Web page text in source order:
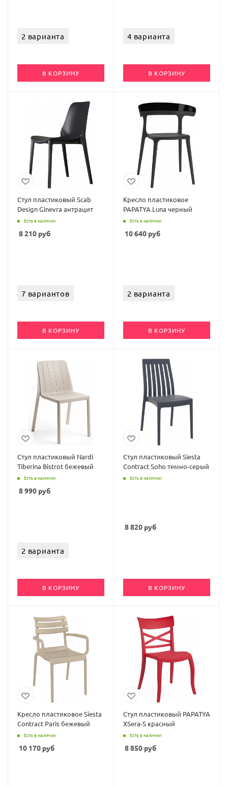
2 варианта
В КОРЗИНУ
4 варианта
В КОРЗИНУ
Стул пластиковый Scab
Design Ginevra антрацит
Есть в наличии
8 210 руб
7 вариантов
В КОРЗИНУ
Кресло пластиковое
PAPATYA Luna черный
Есть в наличии
10 640 руб
2 варианта
В КОРЗИНУ
Стул пластиковый Nardi
Tiberina Bistrot бежевый
Есть в наличии
8 990 руб
2 варианта
В КОРЗИНУ
Стул пластиковый Siesta
Contract Soho темно-серый
Есть в наличии
8 820 руб
В КОРЗИНУ
Кресло пластиковое Siesta
Contract Paris бежевый
Есть в наличии
10 170 руб
Стул пластиковый PAPATYA
XSera-S красный
Есть в наличии
8 850 руб